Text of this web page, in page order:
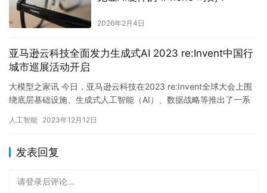
2026年2月4日
亚马逊云科技全面发力生成式AI 2023 re:Invent中国行
城市巡展活动开启
大模型之家讯 今日，亚马逊云科技在2023 re:Invent全球大会上围
绕底层基础设施、生成式人工智能（AI）、数据战略等推出了一系
人工智能 2023年12月12日
发表回复
请登录后评论...